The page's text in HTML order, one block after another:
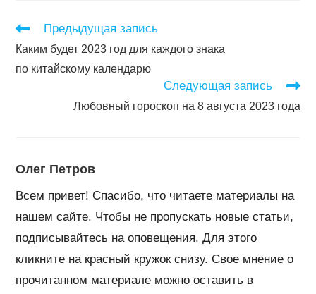
Читать
статьи
Предыдущая запись
Каким будет 2023 год для каждого знака
по китайскому календарю
Следующая запись
Любовный гороскоп на 8 августа 2023 года
Олег Петров
Всем привет! Спасибо, что читаете материалы на
нашем сайте. Чтобы не пропускать новые статьи,
подписывайтесь на оповещения. Для этого
кликните на красный кружок снизу. Свое мнение о
прочитанном материале можно оставить в